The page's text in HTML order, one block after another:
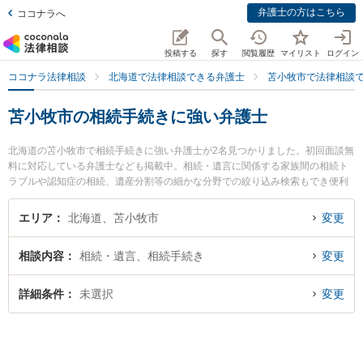
ココナラへ 弁護士の方はこちら
投稿する 探す 閲覧履歴 マイリスト ログイン
ココナラ法律相談 北海道で法律相談できる弁護士 苫小牧市で法律相談
苫小牧市の相続手続きに強い弁護士
北海道の苫小牧市で相続手続きに強い弁護士が2名見つかりました。初回面談無
料に対応している弁護士なども掲載中。相続・遺言に関係する家族間の相続ト
ラブルや認知症の相続、遺産分割等の細かな分野での絞り込み検索もでき便利
です。特にむらやま法律事務所の邨山 達哉弁護士やむらやま法律事務所の小田
康夫弁護士のプロフィール情報や弁護士費用、強みなどが注目されています。
たい』『初回相談無料で相続手続きを法律相談できる苫小牧市内の弁護士に相
談予約したい』などでお困りの相談者さんにおすすめです。
エリア 北海道、苫小牧市 変更
相談内容 相続・遺言、相続手続き 変更
詳細条件 未選択 変更